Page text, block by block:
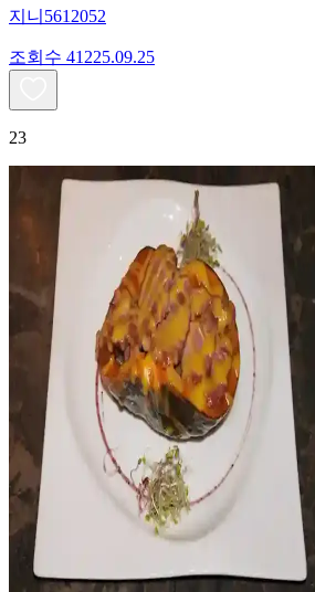
지니5612052
조회수 41225.09.25
23